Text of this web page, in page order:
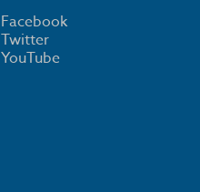
Facebook
Twitter
YouTube